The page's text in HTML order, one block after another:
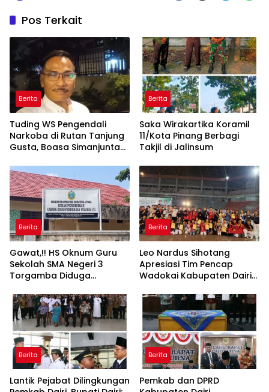
Pos Terkait
Berita
Tuding WS Pengendali
Narkoba di Rutan Tanjung
Gusta, Boasa Simanjuntak:
Pemerasan
Berita
Saka Wirakartika Koramil
11/Kota Pinang Berbagi
Takjil di Jalinsum
Berita
Gawat,!! HS Oknum Guru
Sekolah SMA Negeri 3
Torgamba Diduga
Lulus PPPK, Kacapdis
Rantau Prapat Jangan
Diam
Berita
Leo Nardus Sihotang
Apresiasi Tim Pencap
Wadokai Kabupaten Dairi
Berita
Lantik Pejabat Dilingkungan
Berita
Pemkab dan DPRD